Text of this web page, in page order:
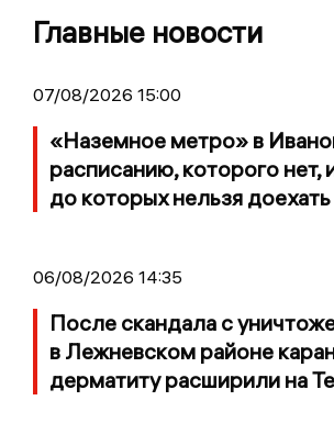
Главные новости
07/08/2026 15:00
«Наземное метро» в
расписанию, которого нет,
до которых нельзя доехать
06/08/2026 14:35
После скандала с
в Лежневском районе
дерматиту расширили на